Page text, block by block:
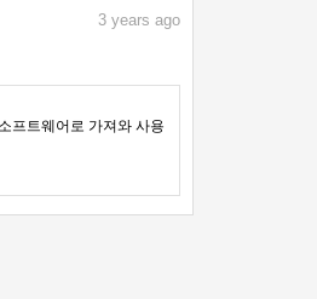
3 years ago
프트웨어로 가져와 사용